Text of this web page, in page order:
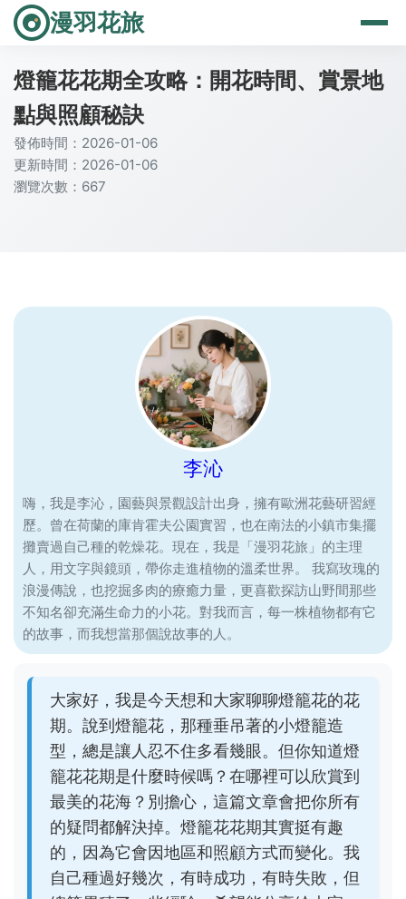
漫羽花旅
燈籠花花期全攻略：開花時間、賞景地
點與照顧秘訣
發佈時間：2026-01-06
更新時間：2026-01-06
瀏覽次數：667
李沁
嗨，我是李沁，園藝與景觀設計出身，擁有歐洲花藝研習經
歷。曾在荷蘭的庫肯霍夫公園實習，也在南法的小鎮市集擺
攤賣過自己種的乾燥花。現在，我是「漫羽花旅」的主理
人，用文字與鏡頭，帶你走進植物的溫柔世界。 我寫玫瑰的
浪漫傳說，也挖掘多肉的療癒力量，更喜歡探訪山野間那些
不知名卻充滿生命力的小花。對我而言，每一株植物都有它
的故事，而我想當那個說故事的人。
大家好，我是今天想和大家聊聊燈籠花的花
期。說到燈籠花，那種垂吊著的小燈籠造
型，總是讓人忍不住多看幾眼。但你知道燈
籠花花期是什麼時候嗎？在哪裡可以欣賞到
最美的花海？別擔心，這篇文章會把你所有
的疑問都解決掉。燈籠花花期其實挺有趣
的，因為它會因地區和照顧方式而變化。我
自己種過好幾次，有時成功，有時失敗，但